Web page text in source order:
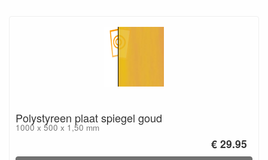
Polystyreen plaat spiegel goud
1000 x 500 x 1,50 mm
€ 29.95